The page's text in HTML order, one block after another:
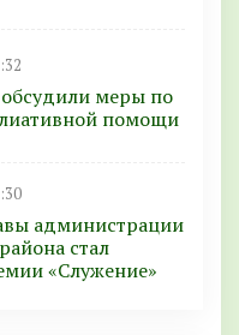
меры по
помощи
администрации
стал
«Служение»